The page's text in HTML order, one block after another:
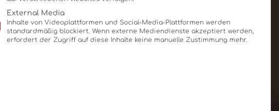
External Media
Inhalte von Videoplattformen und Social-Media-Plattformen werden
standardmäßig blockiert. Wenn externe Mediendienste akzeptiert werden,
erfordert der Zugriff auf diese Inhalte keine manuelle Zustimmung mehr.